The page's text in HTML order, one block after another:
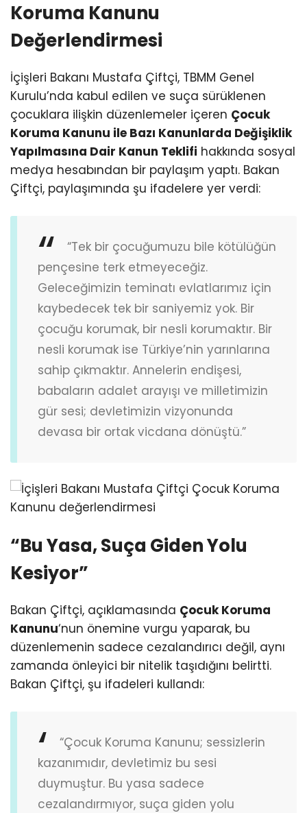
Koruma Kanunu
Değerlendirmesi
İçişleri Bakanı Mustafa Çiftçi, TBMM Genel
Kurulu’nda kabul edilen ve suça sürüklenen
çocuklara ilişkin düzenlemeler içeren Çocuk
Koruma Kanunu ile Bazı Kanunlarda Değişiklik
Yapılmasına Dair Kanun Teklifi hakkında sosyal
medya hesabından bir paylaşım yaptı. Bakan
Çiftçi, paylaşımında şu ifadelere yer verdi:
“Tek bir çocuğumuzu bile kötülüğün
pençesine terk etmeyeceğiz.
Geleceğimizin teminatı evlatlarımız için
kaybedecek tek bir saniyemiz yok. Bir
çocuğu korumak, bir nesli korumaktır. Bir
nesli korumak ise Türkiye’nin yarınlarına
sahip çıkmaktır. Annelerin endişesi,
babaların adalet arayışı ve milletimizin
gür sesi; devletimizin vizyonunda
devasa bir ortak vicdana dönüştü.”
“Bu Yasa, Suça Giden Yolu
Kesiyor”
Bakan Çiftçi, açıklamasında Çocuk Koruma
Kanunu‘nun önemine vurgu yaparak, bu
düzenlemenin sadece cezalandırıcı değil, aynı
zamanda önleyici bir nitelik taşıdığını belirtti.
Bakan Çiftçi, şu ifadeleri kullandı:
“Çocuk Koruma Kanunu; sessizlerin
kazanımıdır, devletimiz bu sesi
duymuştur. Bu yasa sadece
cezalandırmıyor, suça giden yolu